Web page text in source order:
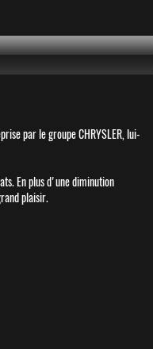
par le groupe CHRYSLER, lui-
En plus d'une diminution
plaisir.